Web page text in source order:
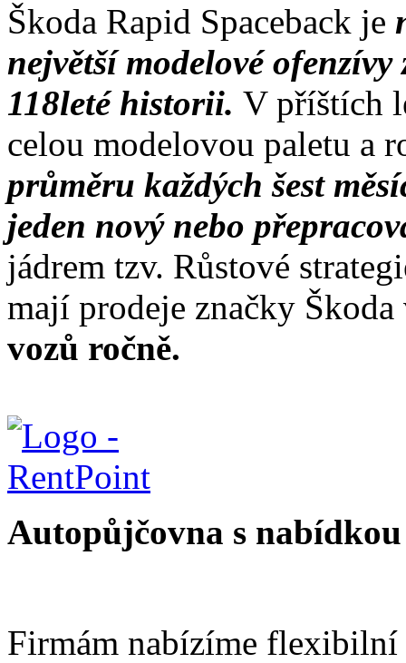
Škoda Rapid Spaceback je
největší modelové
118leté historii. V příštích
celou modelovou paletu a
průměru každých šest
jeden nový nebo
jádrem tzv. Růstové
mají prodeje značky
vozů ročně.
Autopůjčovna s
Firmám nabízíme flexibilní